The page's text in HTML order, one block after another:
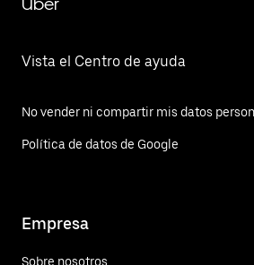
Vista el Centro de ayuda
No vender ni compartir mis datos
Política de datos de Google
Empresa
Sobre nosotros